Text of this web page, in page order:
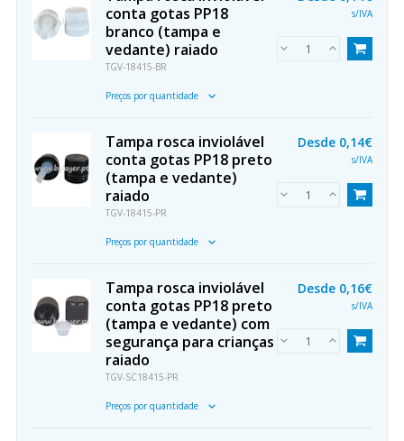
conta gotas PP18
branco (tampa e
vedante) raiado
TGV-18415-BR
Preços por quantidade
s/IVA
Tampa rosca inviolável
conta gotas PP18 preto
(tampa e vedante)
raiado
TGV-18415-PR
Preços por quantidade
Desde 0,14€
s/IVA
Tampa rosca inviolável
conta gotas PP18 preto
(tampa e vedante) com
segurança para crianças
raiado
TGV-SC18415-PR
Preços por quantidade
Desde 0,16€
s/IVA